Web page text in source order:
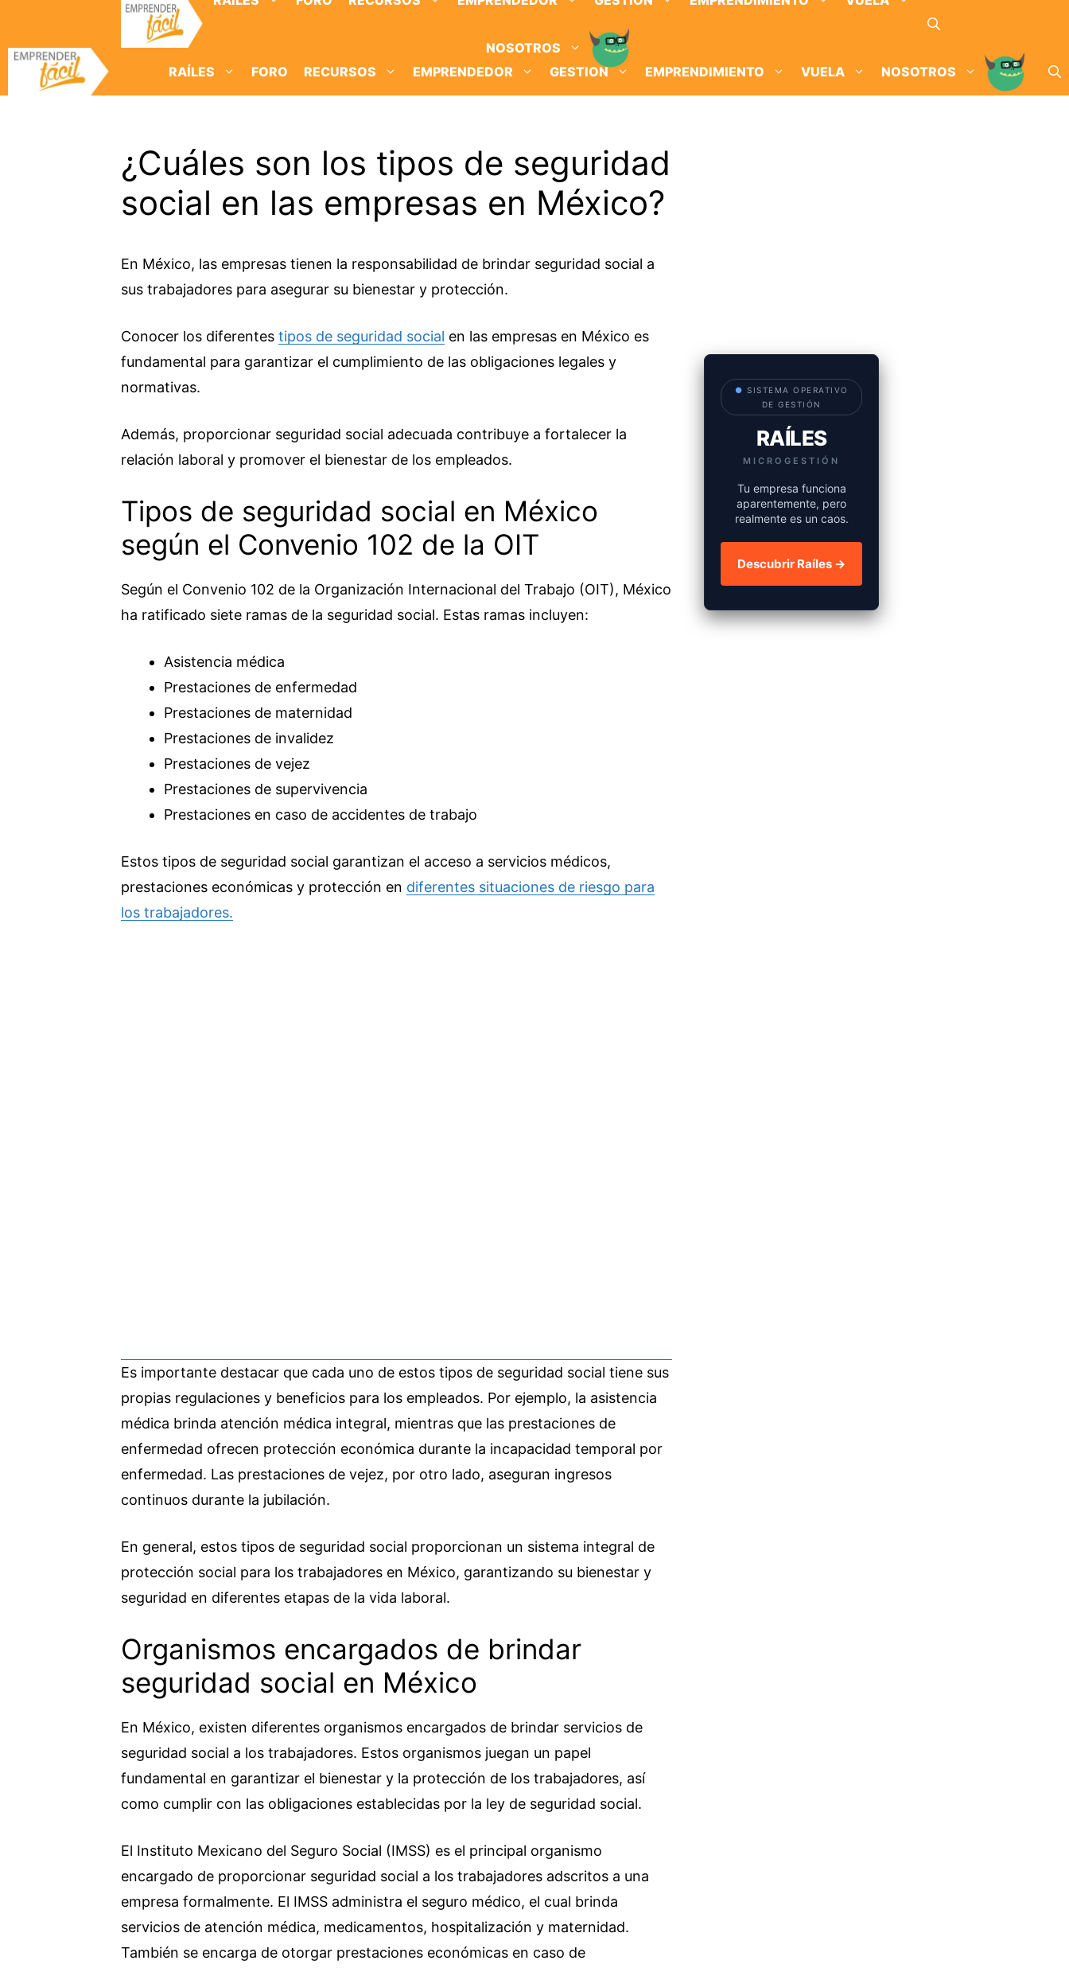
contenido
NOSOTROS
RAÍLES
FORO RECURSOS EMPRENDEDOR GESTION EMPRENDIMIENTO VUELA NOSOTROS
¿Cuáles son los tipos de seguridad
social en las empresas en México?
En México, las empresas tienen la responsabilidad de brindar seguridad social a
sus trabajadores para asegurar su bienestar y protección.
Conocer los diferentes tipos de seguridad social en las empresas en México es
fundamental para garantizar el cumplimiento de las obligaciones legales y
normativas.
Además, proporcionar seguridad social adecuada contribuye a fortalecer la
relación laboral y promover el bienestar de los empleados.
Tipos de seguridad social en México
según el Convenio 102 de la OIT
Según el Convenio 102 de la Organización Internacional del Trabajo (OIT), México
ha ratificado siete ramas de la seguridad social. Estas ramas incluyen:
Asistencia médica
Prestaciones de enfermedad
Prestaciones de maternidad
Prestaciones de invalidez
Prestaciones de vejez
Prestaciones de supervivencia
Prestaciones en caso de accidentes de trabajo
Estos tipos de seguridad social garantizan el acceso a servicios médicos,
prestaciones económicas y protección en diferentes situaciones de riesgo para
los trabajadores.
Es importante destacar que cada uno de estos tipos de seguridad social tiene sus
propias regulaciones y beneficios para los empleados. Por ejemplo, la asistencia
médica brinda atención médica integral, mientras que las prestaciones de
enfermedad ofrecen protección económica durante la incapacidad temporal por
enfermedad. Las prestaciones de vejez, por otro lado, aseguran ingresos
continuos durante la jubilación.
En general, estos tipos de seguridad social proporcionan un sistema integral de
protección social para los trabajadores en México, garantizando su bienestar y
seguridad en diferentes etapas de la vida laboral.
Organismos encargados de brindar
seguridad social en México
En México, existen diferentes organismos encargados de brindar servicios de
seguridad social a los trabajadores. Estos organismos juegan un papel
fundamental en garantizar el bienestar y la protección de los trabajadores, así
como cumplir con las obligaciones establecidas por la ley de seguridad social.
El Instituto Mexicano del Seguro Social (IMSS) es el principal organismo
encargado de proporcionar seguridad social a los trabajadores adscritos a una
empresa formalmente. El IMSS administra el seguro médico, el cual brinda
servicios de atención médica, medicamentos, hospitalización y maternidad.
También se encarga de otorgar prestaciones económicas en caso de
● SISTEMA OPERATIVO
DE GESTIÓN
RAÍLES
MICROGESTIÓN
Tu empresa funciona
aparentemente, pero
realmente es un caos.
Descubrir Raíles →